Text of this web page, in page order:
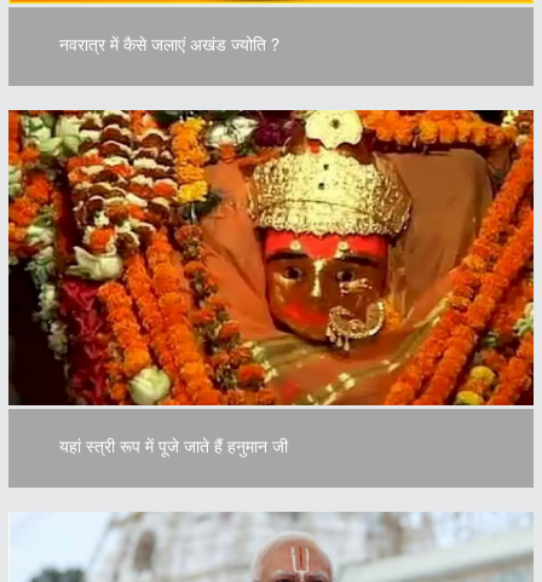
नवरात्र में कैसे जलाएं अखंड ज्योति ?
यहां स्त्री रूप में पूजे जाते हैं हनुमान जी